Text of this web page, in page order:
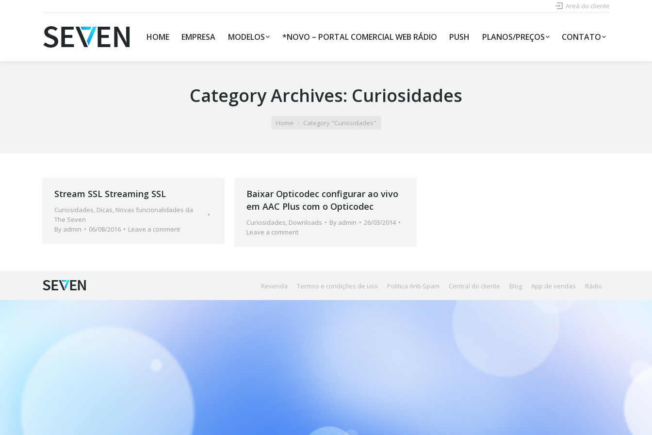
Areá do cliente
HOME EMPRESA MODELOS *NOVO – PORTAL COMERCIAL WEB RÁDIO PUSH PLANOS/PREÇOS CONTATO
Category Archives: Curiosidades
Home Category "Curiosidades"
Stream SSL Streaming SSL
Curiosidades, Dicas, Novas funcionalidades da
The Seven
By admin 06/08/2016 Leave a comment
Baixar Opticodec configurar ao vivo
em AAC Plus com o Opticodec
Curiosidades, Downloads By admin
26/03/2014
Leave a comment
Revenda Termos e condições de uso Politica Anti-Spam Central do cliente Blog App de vendas Rádio